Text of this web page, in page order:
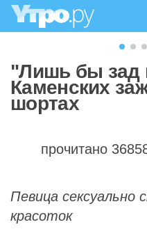
"Лишь бы зад
Каменских
шортах
прочитано
Певица сексуально
красоток